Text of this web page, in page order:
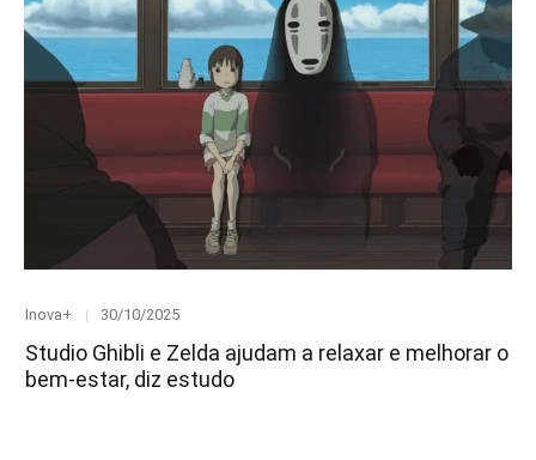
Category
Inova+
Posted
30/10/2025
Studio Ghibli e Zelda ajudam a relaxar e melhorar o
bem-estar, diz estudo